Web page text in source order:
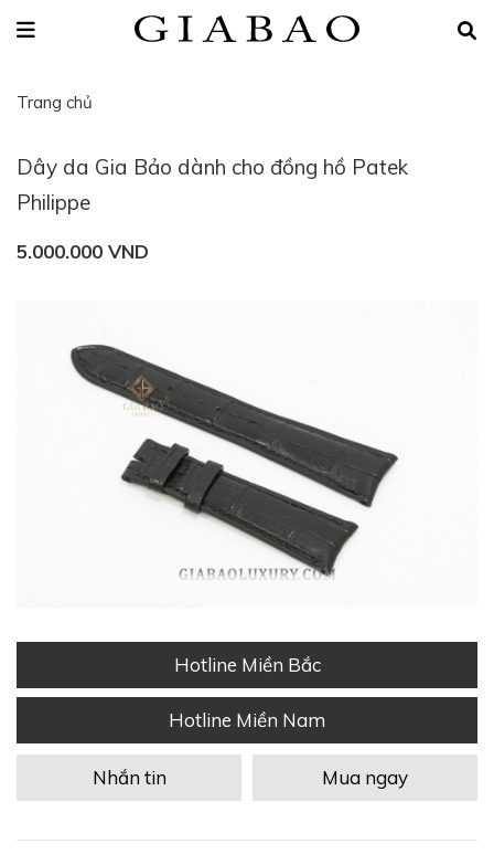
Trang chủ
Dây da Gia Bảo dành cho đồng hồ Patek
Philippe
5.000.000 VND
Hotline Miền Bắc
Hotline Miền Nam
Nhắn tin Mua ngay